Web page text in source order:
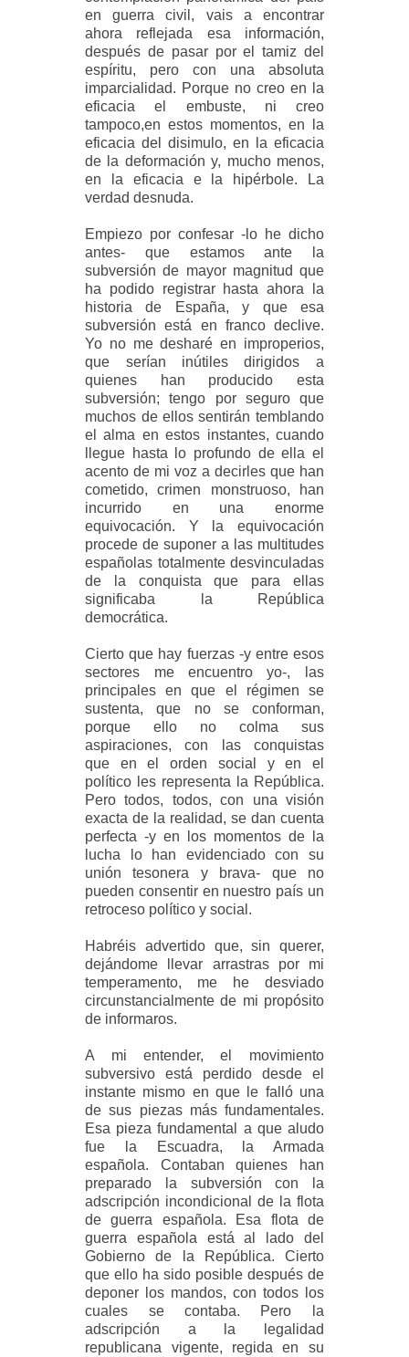
en guerra civil, vais a encontrar
ahora reflejada esa información,
después de pasar por el tamiz del
espíritu, pero con una absoluta
imparcialidad. Porque no creo en la
eficacia el embuste, ni creo
tampoco,en estos momentos, en la
eficacia del disimulo, en la eficacia
de la deformación y, mucho menos,
en la eficacia e la hipérbole. La
verdad desnuda.
Empiezo por confesar -lo he dicho
antes- que estamos ante la
subversión de mayor magnitud que
ha podido registrar hasta ahora la
historia de España, y que esa
subversión está en franco declive.
Yo no me desharé en improperios,
que serían inútiles dirigidos a
quienes han producido esta
subversión; tengo por seguro que
muchos de ellos sentirán temblando
el alma en estos instantes, cuando
llegue hasta lo profundo de ella el
acento de mi voz a decirles que han
cometido, crimen monstruoso, han
incurrido en una enorme
equivocación. Y la equivocación
procede de suponer a las multitudes
españolas totalmente desvinculadas
de la conquista que para ellas
significaba la República
democrática.
Cierto que hay fuerzas -y entre esos
sectores me encuentro yo-, las
principales en que el régimen se
sustenta, que no se conforman,
porque ello no colma sus
aspiraciones, con las conquistas
que en el orden social y en el
político les representa la República.
Pero todos, todos, con una visión
exacta de la realidad, se dan cuenta
perfecta -y en los momentos de la
lucha lo han evidenciado con su
unión tesonera y brava- que no
pueden consentir en nuestro país un
retroceso político y social.
Habréis advertido que, sin querer,
dejándome llevar arrastras por mi
temperamento, me he desviado
circunstancialmente de mi propósito
de informaros.
A mi entender, el movimiento
subversivo está perdido desde el
instante mismo en que le falló una
de sus piezas más fundamentales.
Esa pieza fundamental a que aludo
fue la Escuadra, la Armada
española. Contaban quienes han
preparado la subversión con la
adscripción incondicional de la flota
de guerra española. Esa flota de
guerra española está al lado del
Gobierno de la República. Cierto
que ello ha sido posible después de
deponer los mandos, con todos los
cuales se contaba. Pero la
adscripción a la legalidad
republicana vigente, regida en su